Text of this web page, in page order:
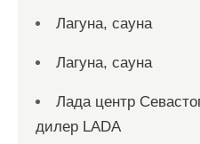
Лагуна, сауна
Лагуна, сауна
Лада центр
дилер LADA